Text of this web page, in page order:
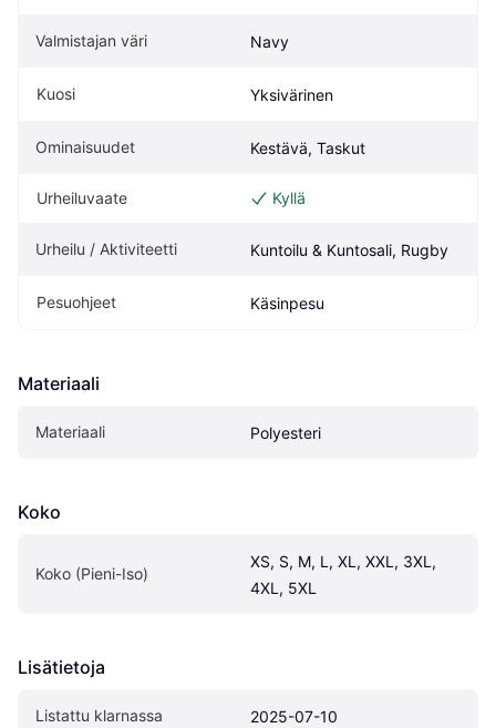
Valmistajan väri Navy
Kuosi Yksivärinen
Ominaisuudet Kestävä, Taskut
Urheiluvaate Kyllä
Urheilu / Aktiviteetti Kuntoilu & Kuntosali, Rugby
Pesuohjeet Käsinpesu
Materiaali
Materiaali Polyesteri
Koko
Koko (Pieni-Iso)
XS, S, M, L, XL, XXL, 3XL,
4XL, 5XL
Lisätietoja
Listattu klarnassa 2025-07-10